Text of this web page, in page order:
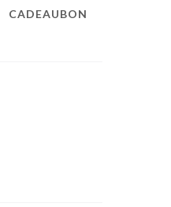
CADEAUBON